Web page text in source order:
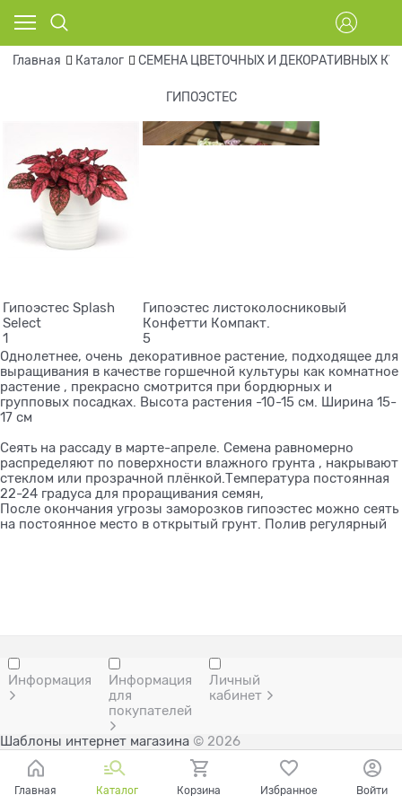
Главная Каталог СЕМЕНА ЦВЕТОЧНЫХ И ДЕКОРАТИВНЫХ
ГИПОЭСТЕС
Гипоэстес Splash
Select
1
Гипоэстес листоколосниковый
Конфетти Компакт.
5
Однолетнее, очень декоративное растение, подходящее для
выращивания в качестве горшечной культуры как комнатное
растение , прекрасно смотрится при бордюрных и
групповых посадках. Высота растения -10-15 см. Ширина 15-
17 см
Сеять на рассаду в марте-апреле. Семена равномерно
распределяют по поверхности влажного грунта , накрывают
стеклом или прозрачной плёнкой.Температура постоянная
22-24 градуса для проращивания семян,
После окончания угрозы заморозков гипоэстес можно сеять
на постоянное место в открытый грунт. Полив регулярный
Информация
Информация
для
покупателей
Личный
кабинет
Шаблоны интернет магазина © 2026
Главная Каталог Корзина Избранное Войти